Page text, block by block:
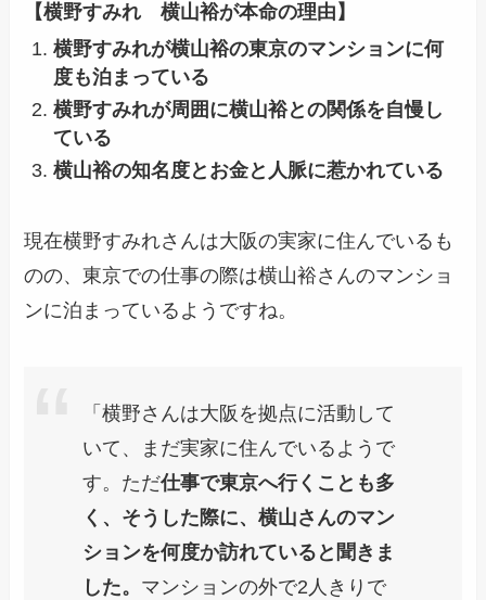
【横野すみれ 横山裕が本命の理由】
横野すみれが横山裕の東京のマンションに何
度も泊まっている
横野すみれが周囲に横山裕との関係を自慢し
ている
横山裕の知名度とお金と人脈に惹かれている
現在横野すみれさんは大阪の実家に住んでいるも
のの、東京での仕事の際は横山裕さんのマンショ
ンに泊まっているようですね。
「横野さんは大阪を拠点に活動して
いて、まだ実家に住んでいるようで
す。ただ仕事で東京へ行くことも多
く、そうした際に、横山さんのマン
ションを何度か訪れていると聞きま
した。 マンションの外で2人きりで